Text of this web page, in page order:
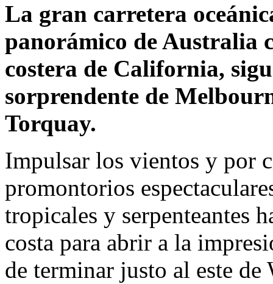
La gran carretera
panorámico de Australia
costera de California,
sorprendente de
Torquay.
Impulsar los vientos y por
promontorios
tropicales y serpenteantes
costa para abrir a la
de terminar justo al este de